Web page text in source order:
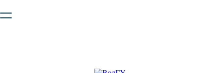
безопасную работу с сайтом. Пожалуйста